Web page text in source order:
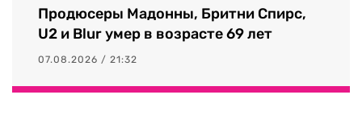
Продюсеры Мадонны, Бритни Спирс,
U2 и Blur умер в возрасте 69 лет
07.08.2026 / 21:32